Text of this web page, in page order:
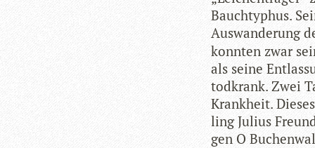
Bauch­ty­phus.
Aus­wan­de­rung
konn­ten zwar
als seine
tod­krank. Zwei
Krank­heit.
ling Julius
gen O